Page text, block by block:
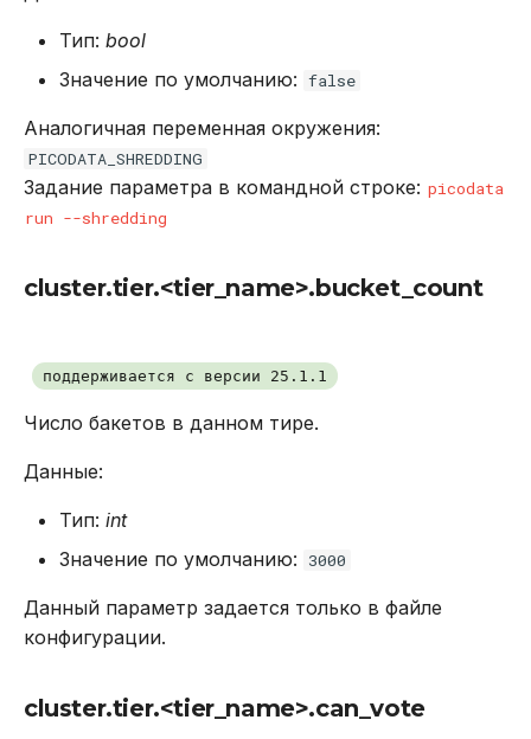
Тип: bool
Значение по умолчанию: false
Аналогичная переменная окружения:
PICODATA_SHREDDING
Задание параметра в командной строке: picodata
run --shredding
cluster.tier.<tier_name>.bucket_count
поддерживается с версии 25.1.1
Число бакетов в данном тире.
Данные:
Тип: int
Значение по умолчанию:
3000
Данный параметр задается только в файле
конфигурации.
cluster.tier.<tier_name>.can_vote